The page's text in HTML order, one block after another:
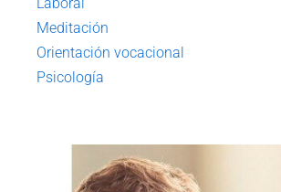
Meditación
Orientación vocacional
Psicología